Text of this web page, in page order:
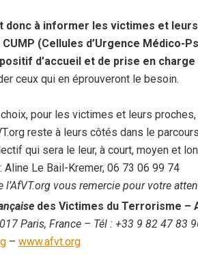
donc à informer les victimes et
CUMP (Cellules d’Urgence Médico-
d’accueil et de prise en charge
ceux qui en éprouveront le besoin.
pour les victimes et leurs proches,
reste à leurs côtés dans le
qui sera le leur, à court, moyen et
Aline Le Bail-Kremer, 06 73 06 99 74
l’AfVT.org vous remercie pour votre
des Victimes du Terrorisme –
Paris, France – Tél : +33 9 82 47 83
– www.afvt.org